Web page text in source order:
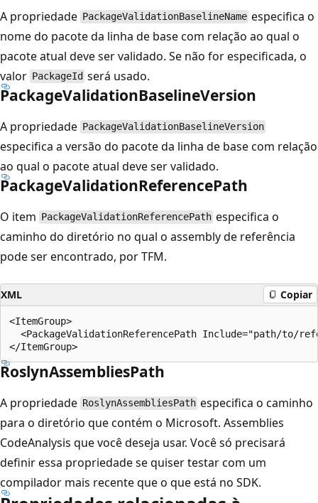
A propriedade PackageValidationBaselineName especifica o
nome do pacote da linha de base com relação ao qual o
pacote atual deve ser validado. Se não for especificada, o
valor PackageId será usado.
PackageValidationBaselineVersion
A propriedade PackageValidationBaselineVersion
especifica a versão do pacote da linha de base com relação
ao qual o pacote atual deve ser validado.
PackageValidationReferencePath
O item PackageValidationReferencePath especifica o
caminho do diretório no qual o assembly de referência
pode ser encontrado, por TFM.
XML Copiar
<ItemGroup>
<PackageValidationReferencePath Include="path/to/
RoslynAssembliesPath
A propriedade RoslynAssembliesPath especifica o caminho
para o diretório que contém o Microsoft. Assemblies
CodeAnalysis que você deseja usar. Você só precisará
definir essa propriedade se quiser testar com um
compilador mais recente que o que está no SDK.